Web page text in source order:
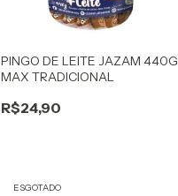
PINGO DE LEITE JAZAM 440G
MAX TRADICIONAL
R$24,90
ESGOTADO